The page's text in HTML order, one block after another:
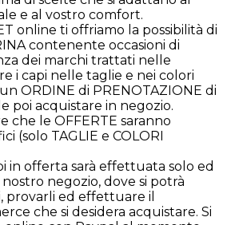
e al vostro comfort.
online ti offriamo la possibilità di
contenente occasioni di
dei marchi trattati nelle
i capi nelle taglie e nei colori
ORDINE di PRENOTAZIONE di
poi acquistare in negozio.
che le OFFERTE saranno
(solo TAGLIE e COLORI
in offerta sarà effettuata solo ed
negozio, dove si potrà
provarli ed effettuare il
che si desidera acquistare. Si